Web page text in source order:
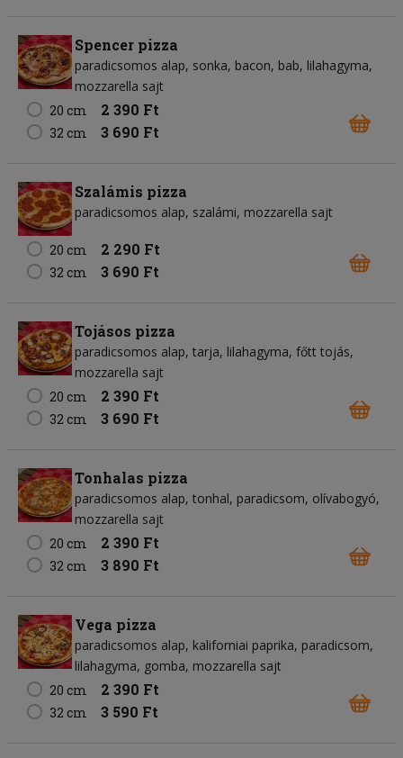
Spencer pizza
paradicsomos alap sonka bacon bab lilahagyma
mozzarella sajt
20 cm
2 390 Ft
32 cm 3 690 Ft
Szalámis pizza
paradicsomos alap szalámi mozzarella sajt
20 cm 2 290 Ft
32 cm 3 690 Ft
Tojásos pizza
paradicsomos alap tarja lilahagyma főtt tojás
mozzarella sajt
20 cm
2 390 Ft
32 cm 3 690 Ft
Tonhalas pizza
paradicsomos alap tonhal paradicsom olívabogyó
mozzarella sajt
20 cm
2 390 Ft
32 cm 3 890 Ft
Vega pizza
paradicsomos alap kaliforniai paprika paradicsom
lilahagyma gomba mozzarella sajt
20 cm
2 390 Ft
32 cm 3 590 Ft